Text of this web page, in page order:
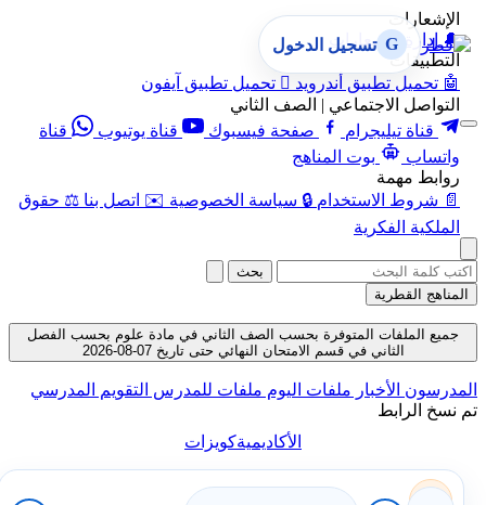
الإشعارات
🔔 إدارة الإشعارات
التطبيقات
🤖 تحميل تطبيق أندرويد  تحميل تطبيق آيفون
التواصل الاجتماعي | الصف الثاني
قناة تيليجرام
صفحة فيسبوك قناة يوتيوب
قناة
واتساب
بوت المناهج
روابط مهمة
📄 شروط الاستخدام 🔒 سياسة الخصوصية ✉️ اتصل بنا ⚖️ حقوق
الملكية الفكرية
G تسجيل الدخول
بحث
المناهج القطرية
جميع الملفات المتوفرة بحسب الصف الثاني في مادة علوم بحسب الفصل
الثاني في قسم الامتحان النهائي حتى تاريخ 07-08-2026
المدرسون الأخبار ملفات اليوم ملفات للمدرس التقويم المدرسي
تم نسخ الرابط
الأكاديميةكويزات